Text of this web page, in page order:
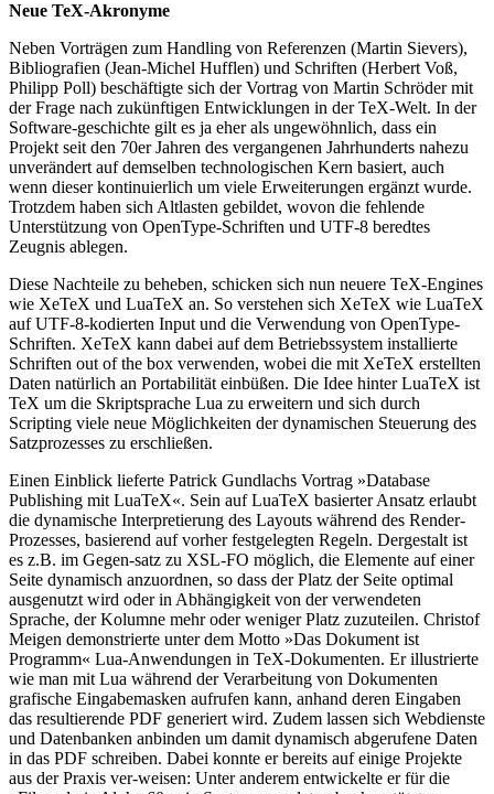
Neue TeX-Akronyme
Neben Vorträgen zum Handling von Referenzen (Martin Sievers),
Bibliografien (Jean-Michel Hufflen) und Schriften (Herbert Voß,
Philipp Poll) beschäftigte sich der Vortrag von Martin Schröder mit
der Frage nach zukünftigen Entwicklungen in der TeX-Welt. In der
Software-geschichte gilt es ja eher als ungewöhnlich, dass ein
Projekt seit den 70er Jahren des vergangenen Jahrhunderts nahezu
unverändert auf demselben technologischen Kern basiert, auch
wenn dieser kontinuierlich um viele Erweiterungen ergänzt wurde.
Trotzdem haben sich Altlasten gebildet, wovon die fehlende
Unterstützung von OpenType-Schriften und UTF-8 beredtes
Zeugnis ablegen.
Diese Nachteile zu beheben, schicken sich nun neuere TeX-Engines
wie XeTeX und LuaTeX an. So verstehen sich XeTeX wie LuaTeX
auf UTF-8-kodierten Input und die Verwendung von OpenType-
Schriften. XeTeX kann dabei auf dem Betriebssystem installierte
Schriften out of the box verwenden, wobei die mit XeTeX erstellten
Daten natürlich an Portabilität einbüßen. Die Idee hinter LuaTeX ist
TeX um die Skriptsprache Lua zu erweitern und sich durch
Scripting viele neue Möglichkeiten der dynamischen Steuerung des
Satzprozesses zu erschließen.
Einen Einblick lieferte Patrick Gundlachs Vortrag »Database
Publishing mit LuaTeX«. Sein auf LuaTeX basierter Ansatz erlaubt
die dynamische Interpretierung des Layouts während des Render-
Prozesses, basierend auf vorher festgelegten Regeln. Dergestalt ist
es z.B. im Gegen-satz zu XSL-FO möglich, die Elemente auf einer
Seite dynamisch anzuordnen, so dass der Platz der Seite optimal
ausgenutzt wird oder in Abhängigkeit von der verwendeten
Sprache, der Kolumne mehr oder weniger Platz zuzuteilen. Christof
Meigen demonstrierte unter dem Motto »Das Dokument ist
Programm« Lua-Anwendungen in TeX-Dokumenten. Er illustrierte
wie man mit Lua während der Verarbeitung von Dokumenten
grafische Eingabemasken aufrufen kann, anhand deren Eingaben
das resultierende PDF generiert wird. Zudem lassen sich Webdienste
und Datenbanken anbinden um damit dynamisch abgerufene Daten
in das PDF schreiben. Dabei konnte er bereits auf einige Projekte
aus der Praxis ver-weisen: Unter anderem entwickelte er für die